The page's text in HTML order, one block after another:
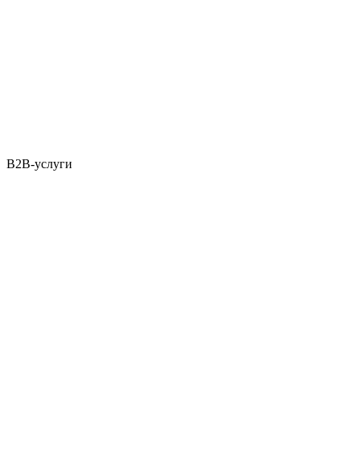
B2B-услуги